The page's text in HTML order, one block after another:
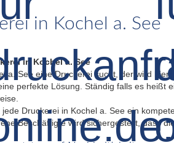
in Kochel a. See
in Kochel a. See
a. See eine Druckerei sucht, der wird
perfekte Lösung. Ständig falls es heißt
jede Druckerei in Kochel a. See ein
Beschäftigte wird sichergestellt, dass